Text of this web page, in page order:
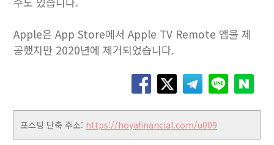
Apple은 App Store에서 Apple TV Remote 앱을 제
공했지만 2020년에 제거되었습니다.
포스팅 단축 주소: https://hoyafinancial.com/u009